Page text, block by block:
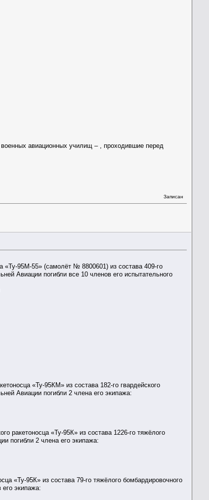
военных авиационных училищ – , проходившие перед
Записан
«Ту-95М-55» (самолёт № 8800601) из состава 409-го
Авиации погибли все 10 членов его испытательного
«Ту-95КМ» из состава 182-го гвардейского
Авиации погибли 2 члена его экипажа:
ракетоносца «Ту-95К» из состава 1226-го тяжёлого
погибли 2 члена его экипажа:
«Ту-95К» из состава 79-го тяжёлого бомбардировочного
экипажа: